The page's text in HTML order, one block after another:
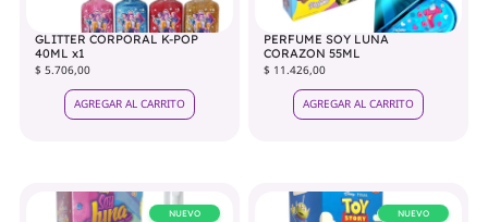
GLITTER CORPORAL K-POP
40ML x1
$ 5.706,00
AGREGAR AL CARRITO
PERFUME SOY LUNA
CORAZON 55ML
$ 11.426,00
AGREGAR AL CARRITO
NUEVO NUEVO